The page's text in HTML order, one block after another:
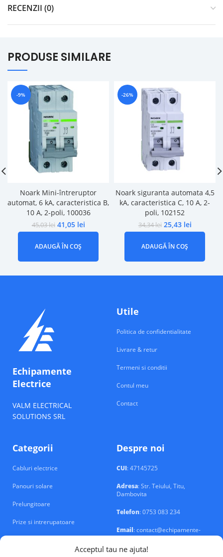
Acceptul tau ne ajuta!
RECENZII (0)
PRODUSE SIMILARE
-9%
Noark Mini-întreruptor
automat, 6 kA, caracteristica B,
10 A, 2-poli, 100036
45,03lei 41,05 lei
ADAUGĂ ÎN COȘ
-26%
Noark siguranta automata 4,5
kA, caracteristica C, 10 A, 2-
poli, 102152
34,34lei 25,43 lei
ADAUGĂ ÎN COȘ
Echipamente
Electrice
VALM ELECTRICAL
SOLUTIONS SRL
Utile
Politica de confidentialitate
Livrare & retur
Termeni si conditii
Contul meu
Contact
Categorii
Cabluri electrice
Panouri solare
Prelungitoare
Prize si intrerupatoare
Despre noi
CUI: 47145725
Adresa: Str. Teiului, Titu,
Dambovita
Telefon: 0753 083 234
Email: contact@echipamente-
electrice.ro